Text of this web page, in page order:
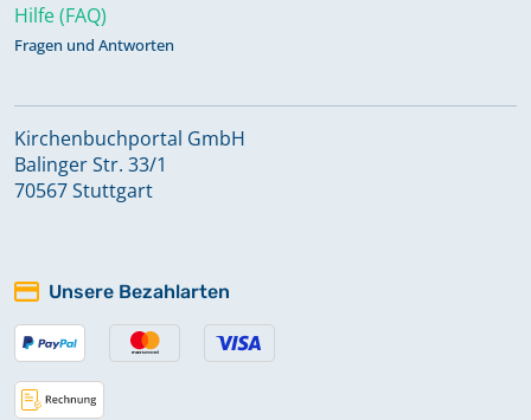
Hilfe (FAQ)
Fragen und Antworten
Kirchenbuchportal GmbH
Balinger Str. 33/1
70567 Stuttgart
Unsere Bezahlarten